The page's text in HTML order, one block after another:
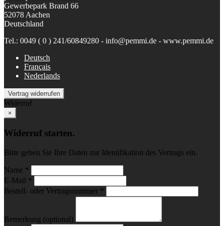
Gewerbepark Brand 66
52078 Aachen
Deutschland
Tel.: 0049 ( 0 ) 241/60849280 - info@pemmi.de - www.pemmi.de
Deutsch
Français
Nederlands
Vertrag widerrufen
Widerruf
×
Widerruf starten.
Bitte geben Sie Ihre Daten zur Identifikation des Vertrags ein.
Name *
E-Mail *
Bestell- oder Vertragsnummer *
Bemerkung (optional)